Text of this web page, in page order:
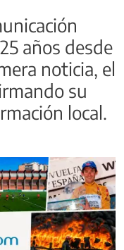
años desde
noticia, el
su
local.